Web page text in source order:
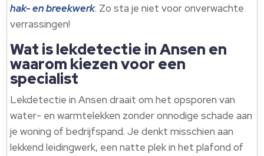
hak- en breekwerk.​ Zo sta je niet voor onverwachte
verrassingen!
Wat is lekdetectie in Ansen en
waarom kiezen voor een
specialist
Lekdetectie in Ansen draait om het opsporen van
water- en warmtelekken zonder onnodige schade aan
je woning of bedrijfspand.​ Je denkt misschien aan
lekkend leidingwerk, een natte plek in het plafond of